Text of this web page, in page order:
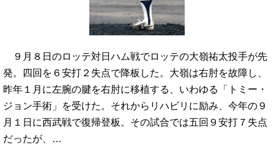
９月８日のロッテ対日ハム戦でロッテの大嶺祐太投手が先
発。四回を６安打２失点で降板した。大嶺は右肘を故障し、
昨年１月に左腕の腱を右肘に移植する、いわゆる「トミー・
ジョン手術」を受けた。それからリハビリに励み、今年の９
月１日に西武戦で復帰登板。その試合では五回９安打７失点
だったが、…